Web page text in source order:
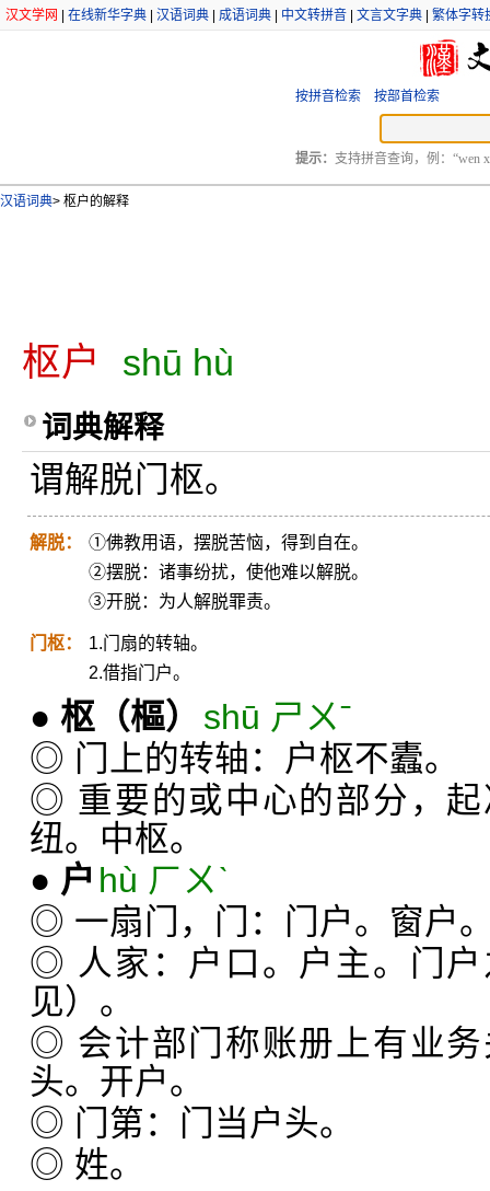
汉文学网 在线新华字典 汉语词典 成语词典 中文转拼音 文言文字典 繁体字转
按拼音检索 按部首检索
提示： 支持拼音查询，例：“wen
汉语词典> 枢户的解释
枢户 shū hù
词典解释
谓解脱门枢。
解脱：
①佛教用语，摆脱苦恼，得到自在。
②摆脱：诸事纷扰，使他难以解脱。
③开脱：为人解脱罪责。
门枢：
1.门扇的转轴。
2.借指门户。
● 枢 （樞）
shū ㄕㄨˉ
◎ 门上的转轴：户枢不蠹。
◎ 重要的或中心的部分，
纽。中枢。
● 户 hù ㄏㄨˋ
◎ 一扇门，门：门户。窗户
◎ 人家：户口。户主。门
见）。
◎ 会计部门称账册上有业
头。开户。
◎ 门第：门当户头。
◎ 姓。